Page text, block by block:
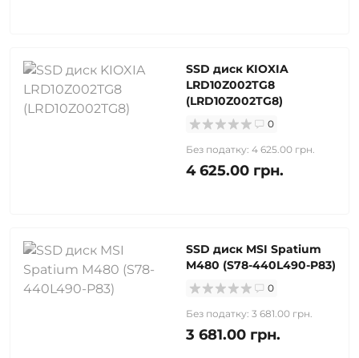
SSD диск KIOXIA
LRD10Z002TG8
(LRD10Z002TG8)
0
Без податку: 4 625.00 грн.
4 625.00 грн.
SSD диск MSI Spatium
M480 (S78-440L490-P83)
0
Без податку: 3 681.00 грн.
3 681.00 грн.